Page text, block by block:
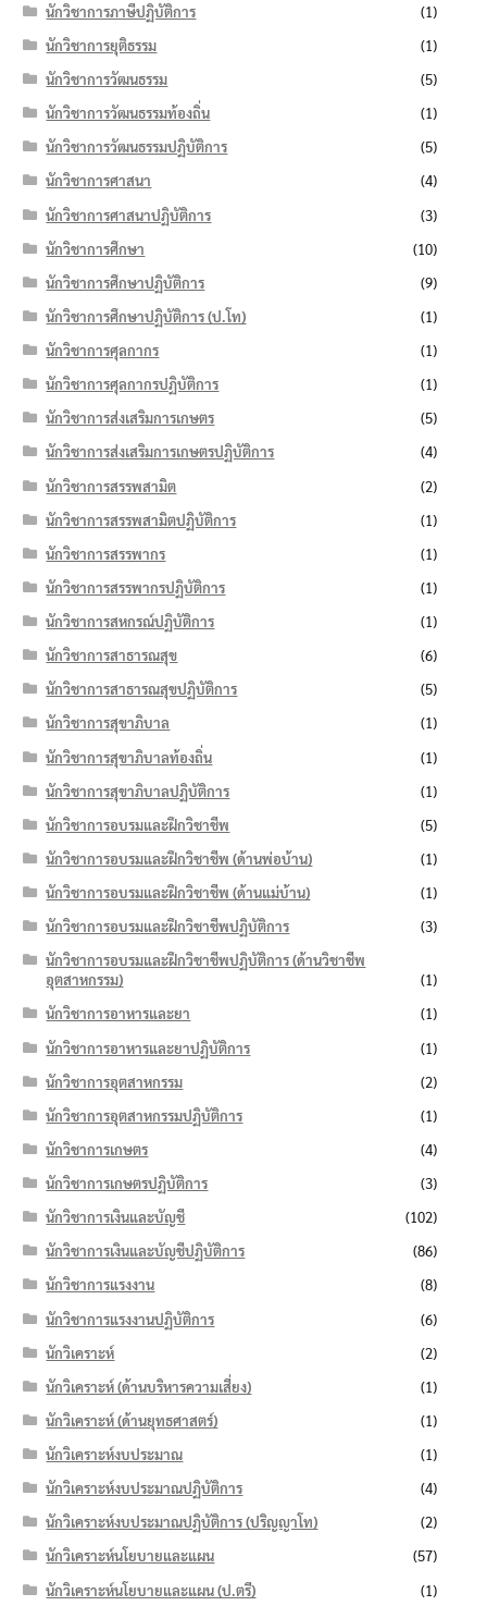
นักวิชาการภาษีปฏิบัติการ
(1)
นักวิชาการยุติธรรม
(1)
นักวิชาการวัฒนธรรม
(5)
นักวิชาการวัฒนธรรมท้องถิ่น
(1)
นักวิชาการวัฒนธรรมปฏิบัติการ
(5)
นักวิชาการศาสนา
(4)
นักวิชาการศาสนาปฏิบัติการ
(3)
นักวิชาการศึกษา
(10)
นักวิชาการศึกษาปฏิบัติการ
(9)
นักวิชาการศึกษาปฏิบัติการ (ป.โท)
(1)
นักวิชาการศุลกากร
(1)
นักวิชาการศุลกากรปฏิบัติการ
(1)
นักวิชาการส่งเสริมการเกษตร
(5)
นักวิชาการส่งเสริมการเกษตรปฏิบัติการ
(4)
นักวิชาการสรรพสามิต
(2)
นักวิชาการสรรพสามิตปฏิบัติการ
(1)
นักวิชาการสรรพากร
(1)
นักวิชาการสรรพากรปฏิบัติการ
(1)
นักวิชาการสหกรณ์ปฏิบัติการ
(1)
นักวิชาการสาธารณสุข
(6)
นักวิชาการสาธารณสุขปฏิบัติการ
(5)
นักวิชาการสุขาภิบาล
(1)
นักวิชาการสุขาภิบาลท้องถิ่น
(1)
นักวิชาการสุขาภิบาลปฏิบัติการ
(1)
นักวิชาการอบรมและฝึกวิชาชีพ
(5)
นักวิชาการอบรมและฝึกวิชาชีพ (ด้านพ่อบ้าน)
(1)
นักวิชาการอบรมและฝึกวิชาชีพ (ด้านแม่บ้าน)
(1)
นักวิชาการอบรมและฝึกวิชาชีพปฏิบัติการ
(3)
นักวิชาการอบรมและฝึกวิชาชีพปฏิบัติการ (ด้านวิชาชีพ
อุตสาหกรรม)
(1)
นักวิชาการอาหารและยา
(1)
นักวิชาการอาหารและยาปฏิบัติการ
(1)
นักวิชาการอุตสาหกรรม
(2)
นักวิชาการอุตสาหกรรมปฏิบัติการ
(1)
นักวิชาการเกษตร
(4)
นักวิชาการเกษตรปฏิบัติการ
(3)
นักวิชาการเงินและบัญชี
(102)
นักวิชาการเงินและบัญชีปฏิบัติการ
(86)
นักวิชาการแรงงาน
(8)
นักวิชาการแรงงานปฏิบัติการ
(6)
นักวิเคราะห์
(2)
นักวิเคราะห์ (ด้านบริหารความเสี่ยง)
(1)
นักวิเคราะห์ (ด้านยุทธศาสตร์)
(1)
นักวิเคราะห์งบประมาณ
(1)
นักวิเคราะห์งบประมาณปฏิบัติการ
(4)
นักวิเคราะห์งบประมาณปฏิบัติการ (ปริญญาโท)
(2)
นักวิเคราะห์นโยบายและแผน
(57)
นักวิเคราะห์นโยบายและแผน (ป.ตรี)
(1)